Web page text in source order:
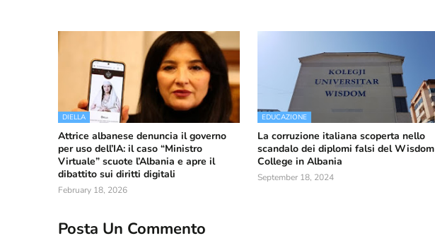
DIELLA
Attrice albanese denuncia il governo
per uso dell’IA: il caso “Ministro
Virtuale” scuote l’Albania e apre il
dibattito sui diritti digitali
February 18, 2026
EDUCAZIONE
La corruzione italiana scoperta nello
scandalo dei diplomi falsi del Wisdom
College in Albania
September 18, 2024
Posta Un Commento